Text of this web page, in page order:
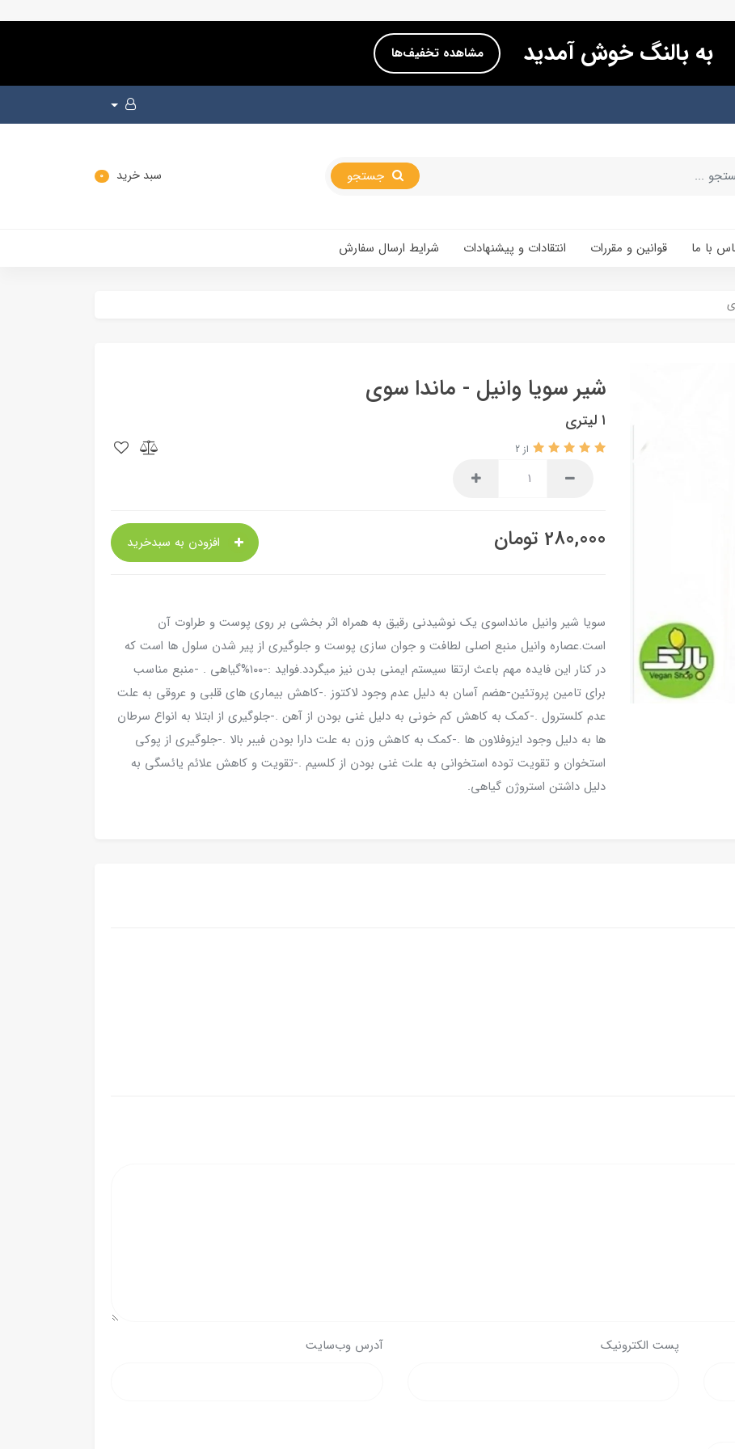
به بالنگ خوش آمدید مشاهده تخفیف‌ها
سبد خرید 0
با ما قوانین و مقررات انتقادات و پیشنهادات شرایط ارسال سفارش
شیر سویا وانیل - ماندا سوی
۱ لیتری
از 2
280,000 تومان
سویا شیر وانیل مانداسوی یک نوشیدنی رقیق به همراه اثر بخشی بر روی پوست و طراوت آن
است.عصاره وانیل منبع اصلی لطافت و جوان سازی پوست و جلوگیری از پیر شدن سلول ها است که
در کنار این فایده مهم باعث ارتقا سیستم ایمنی بدن نیز میگردد.فواید :-۱۰۰%گیاهی . -منبع مناسب
برای تامین پروتئین-هضم آسان به دلیل عدم وجود لاکتوز .-کاهش بیماری های قلبی و عروقی به علت
عدم کلسترول .-کمک به کاهش کم خونی به دلیل غنی بودن از آهن .-جلوگیری از ابتلا به انواع سرطان
ها به دلیل وجود ایزوفلاون ها .-کمک به کاهش وزن به علت دارا بودن فیبر بالا .-جلوگیری از پوکی
استخوان و تقویت توده استخوانی به علت غنی بودن از کلسیم .-تقویت و کاهش علائم یائسگی به
دلیل داشتن استروژن گیاهی.
پست الکترونیک آدرس وب‌سایت